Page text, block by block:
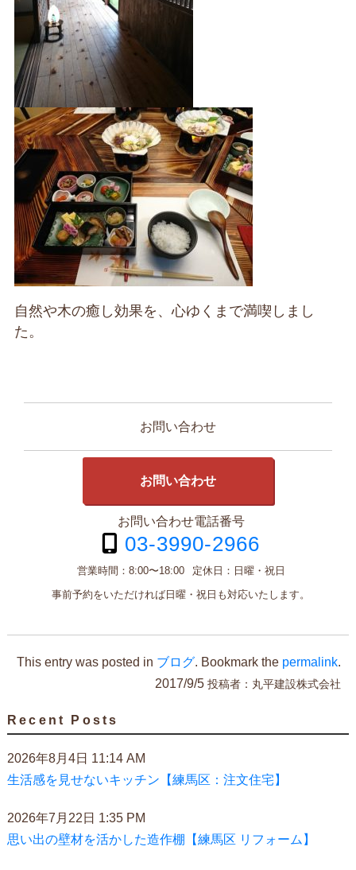
自然や木の癒し効果を、心ゆくまで満喫しまし
た。
お問い合わせ
お問い合わせ
お問い合わせ電話番号
03-3990-2966
営業時間： 8:00〜18:00 定休日： 日曜・祝日
事前予約をいただければ日曜・祝日も対応いたします。
This entry was posted in ブログ. Bookmark the permalink.
2017/9/5 投稿者： 丸平建設株式会社
Recent Posts
2026年8月4日 11:14 AM
生活感を見せないキッチン【練馬区：注文住宅】
2026年7月22日 1:35 PM
思い出の壁材を活かした造作棚【練馬区 リフォーム】